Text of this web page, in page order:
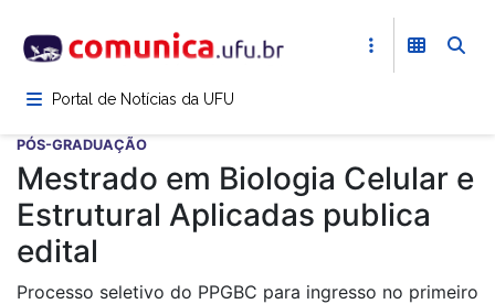
para
conteúdoPortal de Notícias da UFU
PÓS-GRADUAÇÃO
Mestrado em Biologia Celular e
Estrutural Aplicadas publica
edital
Processo seletivo do PPGBC para ingresso no primeiro